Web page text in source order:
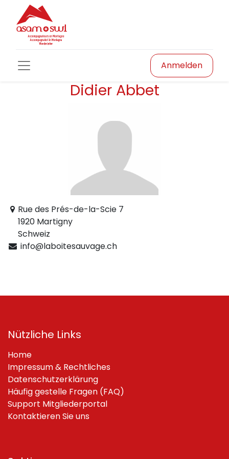
Anmelden
Didier Abbet
Rue des Prés-de-la-Scie 7
1920 Martigny
Schweiz
info@laboitesauvage.ch
Nützliche Links
Home
Impressum & Rechtliches
Datenschutzerklärung
Häufig gestelle Fragen (FAQ)
Support Mitgliederportal
Kontaktieren Sie uns